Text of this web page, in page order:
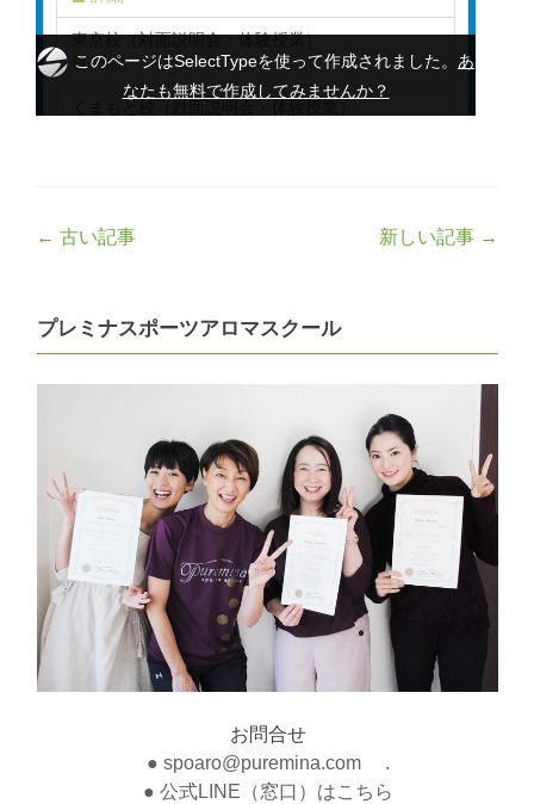
Post
← 古い記事 新しい記事 →
プレミナスポーツアロマスクール
お問合せ
● spoaro@puremina.com .
● 公式LINE（窓口）はこちら